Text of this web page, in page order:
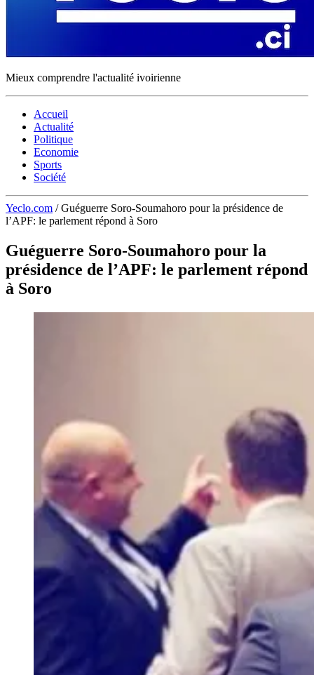
Mieux comprendre l'actualité ivoirienne
Accueil
Actualité
Politique
Economie
Sports
Société
Yeclo.com / Guéguerre Soro-Soumahoro pour la présidence de
l’APF: le parlement répond à Soro
Guéguerre Soro-Soumahoro pour la
présidence de l’APF: le parlement répond
à Soro